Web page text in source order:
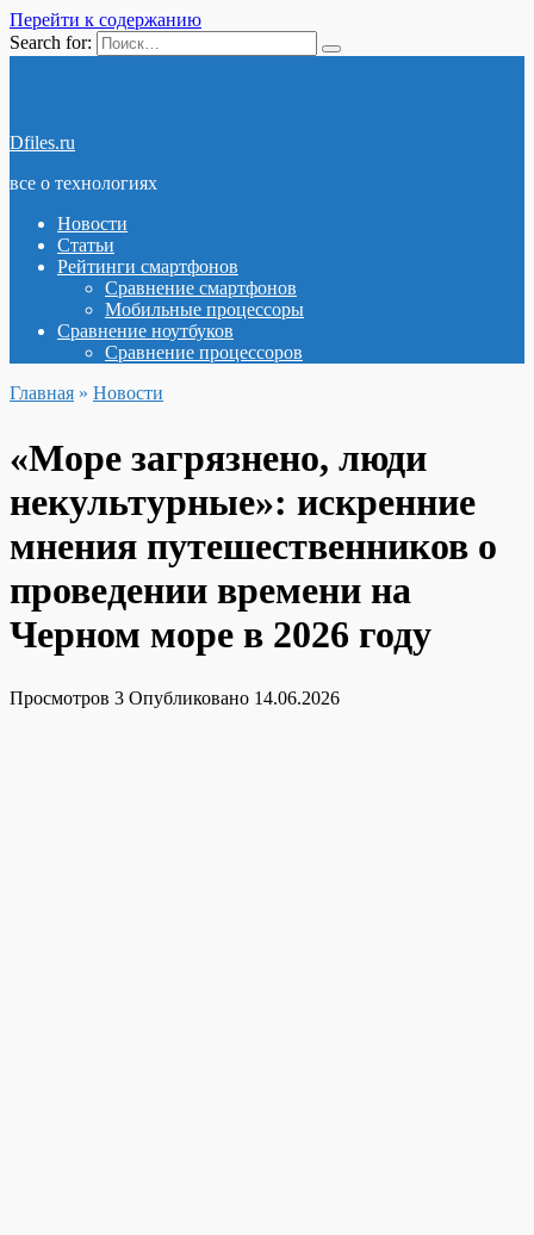
Перейти к содержанию
Search for:
Dfiles.ru
все о технологиях
Новости
Статьи
Рейтинги смартфонов
Сравнение смартфонов
Мобильные процессоры
Сравнение ноутбуков
Сравнение процессоров
Главная » Новости
«Море загрязнено, люди
некультурные»: искренние
мнения путешественников о
проведении времени на
Черном море в 2026 году
Просмотров 3 Опубликовано 14.06.2026